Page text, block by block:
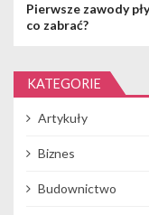
Pierwsze zawody
co zabrać?
KATEGORIE
Artykuły
Biznes
Budownictwo